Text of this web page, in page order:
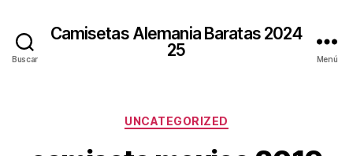
Buscar
Camisetas Alemania Baratas 2024
25
Menú
Categorías
UNCATEGORIZED